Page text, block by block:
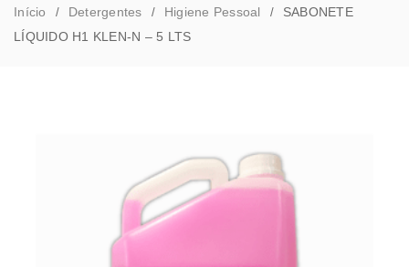
Início / Detergentes / Higiene Pessoal /
SABONETE
LÍQUIDO H1 KLEN-N – 5 LTS